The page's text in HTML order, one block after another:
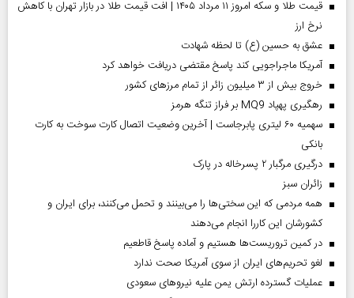
قیمت طلا و سکه امروز ۱۱ مرداد ۱۴۰۵ | افت قیمت طلا در بازار تهران با کاهش
نرخ ارز
عشق به حسین (ع) تا لحظه شهادت
آمریکا ماجراجویی کند پاسخ مقتضی دریافت خواهد کرد
خروج بیش از ۳ میلیون زائر از تمام مرز‌های کشور
رهگیری پهپاد MQ9 بر فراز تنگه هرمز
سهمیه ۶۰ لیتری پابرجاست | آخرین وضعیت اتصال کارت سوخت به کارت
بانکی
درگیری مرگبار ۲ پسرخاله در پارک
‌زائران سبز
همه مردمی که این سختی‌ها را می‌بینند و تحمل می‌کنند، برای ایران و
کشورشان این کاررا انجام می‌دهند
در کمین تروریست‌ها هستیم و آماده پاسخ قاطعیم
لغو تحریم‌های ایران از سوی آمریکا صحت ندارد
عملیات گسترده ارتش یمن علیه نیروهای سعودی